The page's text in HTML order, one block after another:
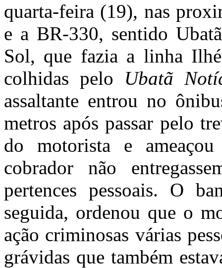
quarta-feira (19), nas
e a BR-330, sentido
Sol, que fazia a linha
colhidas pelo Ubatã
assaltante entrou no
metros após passar pelo
do motorista e
cobrador não
pertences pessoais. O
seguida, ordenou que o
ação criminosas várias
grávidas que também